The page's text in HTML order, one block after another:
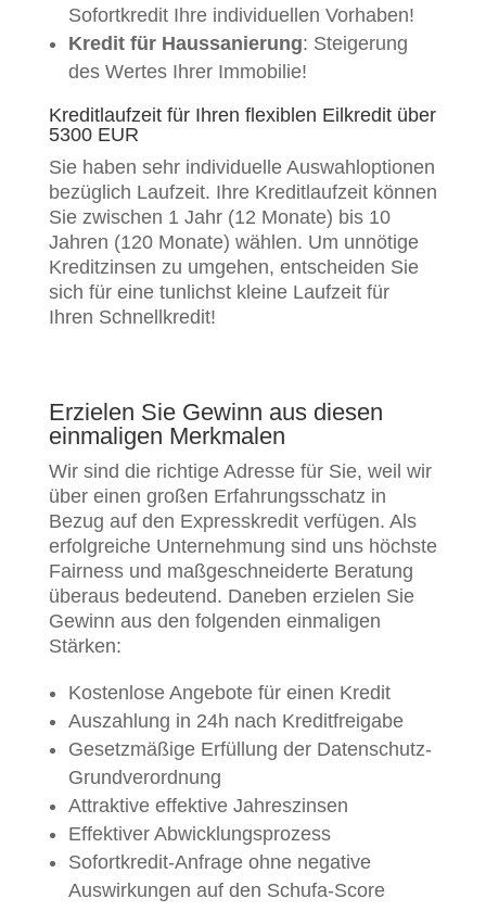
Sofortkredit Ihre individuellen Vorhaben!
Kredit für Haussanierung: Steigerung
des Wertes Ihrer Immobilie!
Kreditlaufzeit für Ihren flexiblen Eilkredit über
5300 EUR
Sie haben sehr individuelle Auswahloptionen
bezüglich Laufzeit. Ihre Kreditlaufzeit können
Sie zwischen 1 Jahr (12 Monate) bis 10
Jahren (120 Monate) wählen. Um unnötige
Kreditzinsen zu umgehen, entscheiden Sie
sich für eine tunlichst kleine Laufzeit für
Ihren Schnellkredit!
Erzielen Sie Gewinn aus diesen
einmaligen Merkmalen
Wir sind die richtige Adresse für Sie, weil wir
über einen großen Erfahrungsschatz in
Bezug auf den Expresskredit verfügen. Als
erfolgreiche Unternehmung sind uns höchste
Fairness und maßgeschneiderte Beratung
überaus bedeutend. Daneben erzielen Sie
Gewinn aus den folgenden einmaligen
Stärken:
Kostenlose Angebote für einen Kredit
Auszahlung in 24h nach Kreditfreigabe
Gesetzmäßige Erfüllung der Datenschutz-
Grundverordnung
Attraktive effektive Jahreszinsen
Effektiver Abwicklungsprozess
Sofortkredit-Anfrage ohne negative
Auswirkungen auf den Schufa-Score